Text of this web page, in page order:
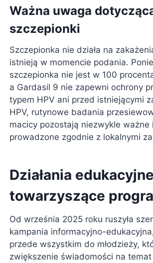
Ważna uwaga
szczepionki
Szczepionka nie działa na
istnieją w momencie podania.
szczepionka nie jest w 100
a Gardasil 9 nie zapewni ochrony
typem HPV ani przed istniejącymi
HPV, rutynowe badania
macicy pozostają niezwykle ważne
prowadzone zgodnie z lokalnymi
Działania edukacyjne
towarzyszące
Od września 2025 roku ruszyła
kampania informacyjno-
przede wszystkim do młodzieży,
zwiększenie świadomości na temat